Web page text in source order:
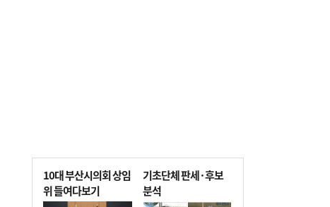
10대 부산시의회 상임
위 들여다보기
기초단체 판세·후보
분석